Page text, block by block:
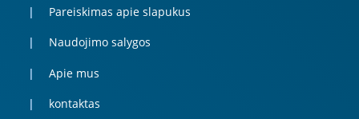
Pareiskimas apie slapukus
Naudojimo salygos
Apie mus
kontaktas